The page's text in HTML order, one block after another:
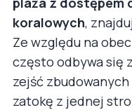
koralowych,
Ze względu na
często odbywa się
zejść
zatokę z jednej